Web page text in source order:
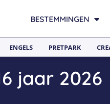
BESTEMMINGEN
ENGELS PRETPARK
jaar 2026